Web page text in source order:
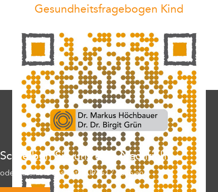
Gesundheitsfragebogen Kind
Schreiben Sie uns eine Nachricht
oder rufen Sie uns unter 09461 / 1616 an